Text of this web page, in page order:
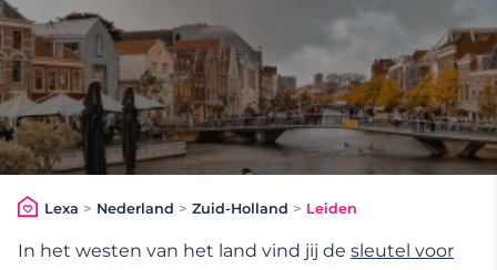
Lexa > Nederland > Zuid-Holland > Leiden
In het westen van het land vind jij de sleutel voor